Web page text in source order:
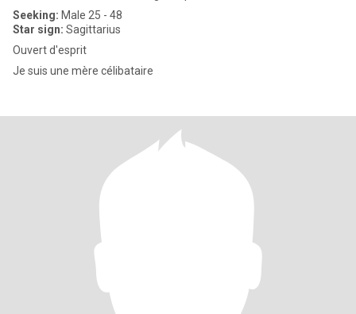
Seeking: Male 25 - 48
Star sign: Sagittarius
Ouvert d'esprit
Je suis une mère célibataire